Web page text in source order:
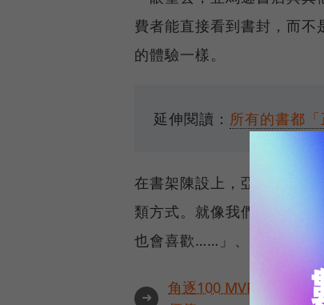
費者能直接看到書封，而
的體驗一樣。
延伸閱讀： 所有的書都
在書架陳設上，亞馬遜書店
類方式。就像我們在逛網
也會喜歡……」、「瀏覽此
➜
角逐100 MVP盛典雙重